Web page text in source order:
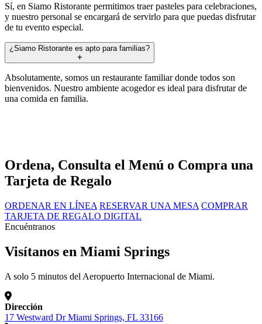
Sí, en Siamo Ristorante permitimos traer pasteles para celebraciones,
y nuestro personal se encargará de servirlo para que puedas disfrutar
de tu evento especial.
¿Siamo Ristorante es apto para familias?
Absolutamente, somos un restaurante familiar donde todos son
bienvenidos. Nuestro ambiente acogedor es ideal para disfrutar de
una comida en familia.
Ordena, Consulta el Menú o Compra una
Tarjeta de Regalo
ORDENAR EN LÍNEA RESERVAR UNA MESA COMPRAR
TARJETA DE REGALO DIGITAL
Encuéntranos
Visítanos en Miami Springs
A solo 5 minutos del Aeropuerto Internacional de Miami.
Dirección
17 Westward Dr Miami Springs, FL 33166